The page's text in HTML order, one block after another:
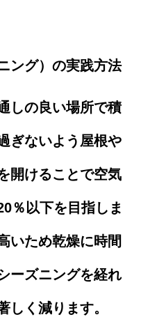
ング）の実践方法
しの良い場所で積
ぎないよう屋根や
開けることで空気
％以下を目指しま
いため乾燥に時間
ーズニングを経れ
しく減ります。